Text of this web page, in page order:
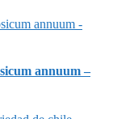
annuum –